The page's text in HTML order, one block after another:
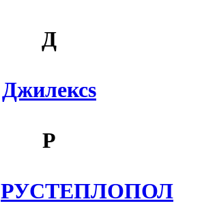
Д
Джилексs
Р
РУСТЕПЛОПОЛ